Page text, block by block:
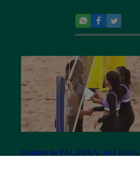
Hombre de PALABRA: José Peláez